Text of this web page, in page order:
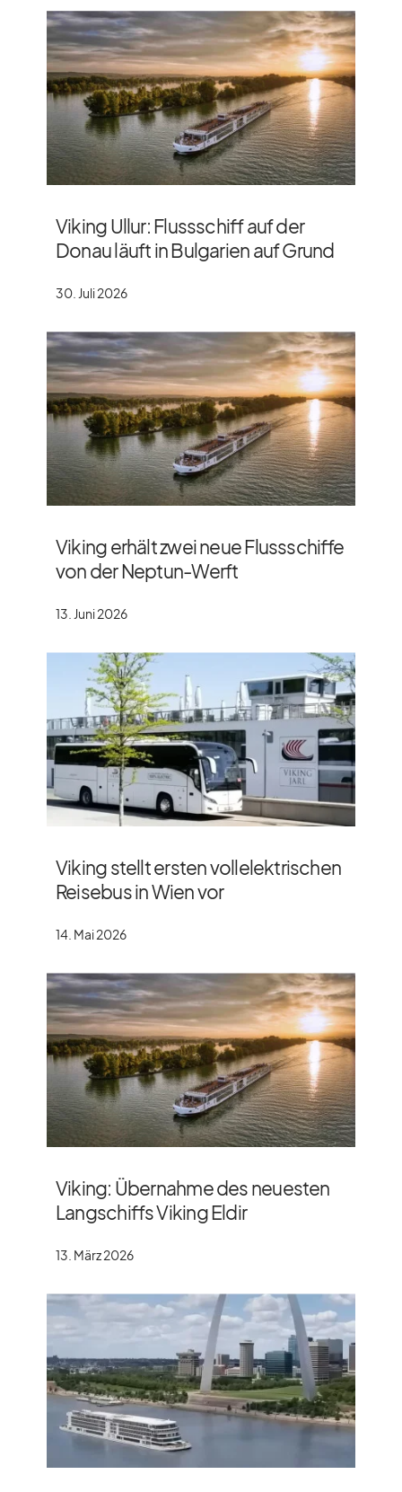
Viking Ullur: Flussschiff auf der
Donau läuft in Bulgarien auf Grund
30. Juli 2026
Viking erhält zwei neue Flussschiffe
von der Neptun-Werft
13. Juni 2026
Viking stellt ersten vollelektrischen
Reisebus in Wien vor
14. Mai 2026
Viking: Übernahme des neuesten
Langschiffs Viking Eldir
13. März 2026